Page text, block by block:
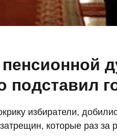
подставил
избиратели,
которые раз за